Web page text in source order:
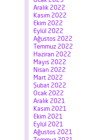
Aralık 2022
Kasım 2022
Ekim 2022
Eylül 2022
Ağustos 2022
Temmuz 2022
Haziran 2022
Mayıs 2022
Nisan 2022
Mart 2022
Şubat 2022
Ocak 2022
Aralık 2021
Kasım 2021
Ekim 2021
Eylül 2021
Ağustos 2021